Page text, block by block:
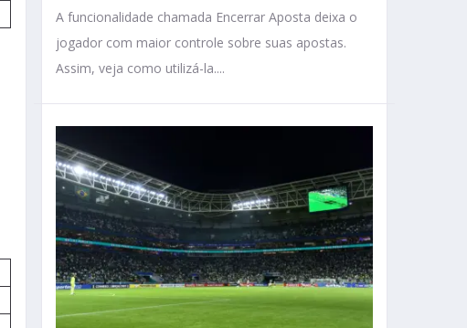
A funcionalidade chamada Encerrar Aposta deixa o
jogador com maior controle sobre suas apostas.
Assim, veja como utilizá-la....